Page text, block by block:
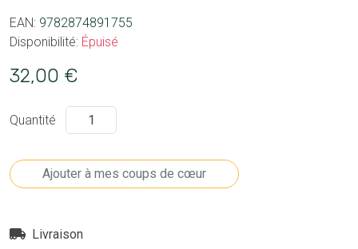
EAN: 9782874891755
Disponibilité: Épuisé
32,00 €
Quantité
Livraison